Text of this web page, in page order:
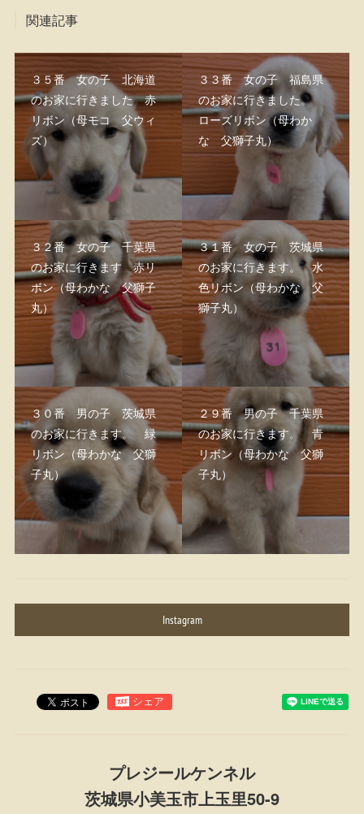
関連記事
３５番 女の子 北海道
のお家に行きました 赤
リボン（母モコ 父ウィ
ズ）
３３番 女の子 福島県
のお家に行きました。
ローズリボン（母わか
な 父獅子丸）
３２番 女の子 千葉県
のお家に行きます 赤リ
ボン（母わかな 父獅子
丸）
３１番 女の子 茨城県
のお家に行きます。 水
色リボン（母わかな 父
獅子丸）
３０番 男の子 茨城県
のお家に行きます。 緑
リボン（母わかな 父獅
子丸）
２９番 男の子 千葉県
のお家に行きます。 青
リボン（母わかな 父獅
子丸）
Instagram
プレジールケンネル
茨城県小美玉市上玉里50-9